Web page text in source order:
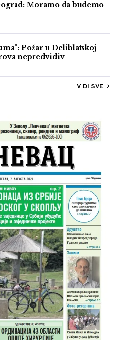
Moramo da budemo
Požar u Deliblatskoj
nepredvidiv
VIDI SVE